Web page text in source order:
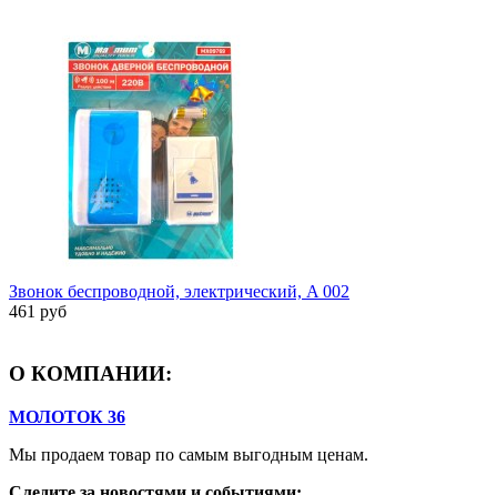
Звонок беспроводной, электрический, A 002
461 руб
О КОМПАНИИ:
МОЛОТОК 36
Мы продаем товар по самым выгодным ценам.